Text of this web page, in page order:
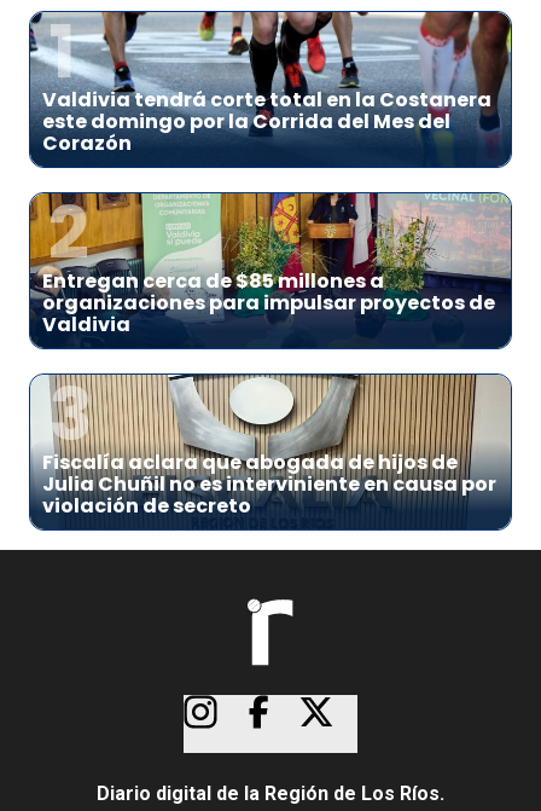
1
Valdivia tendrá corte total en la Costanera
este domingo por la Corrida del Mes del
Corazón
2
Entregan cerca de $85 millones a
organizaciones para impulsar proyectos de
Valdivia
3
Fiscalía aclara que abogada de hijos de
Julia Chuñil no es interviniente en causa por
violación de secreto
Diario digital de la Región de Los Ríos.